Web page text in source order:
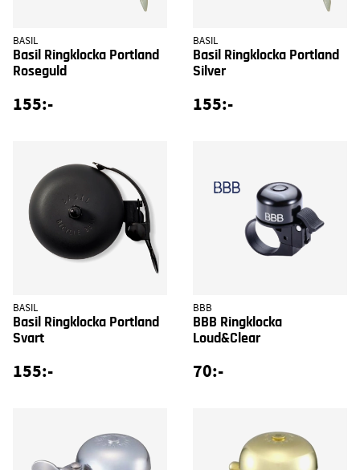
BASIL
Basil Ringklocka Portland
Roseguld
155:-
BASIL
Basil Ringklocka Portland
Silver
155:-
BASIL
Basil Ringklocka Portland
Svart
155:-
BBB
BBB Ringklocka
Loud&Clear
70:-